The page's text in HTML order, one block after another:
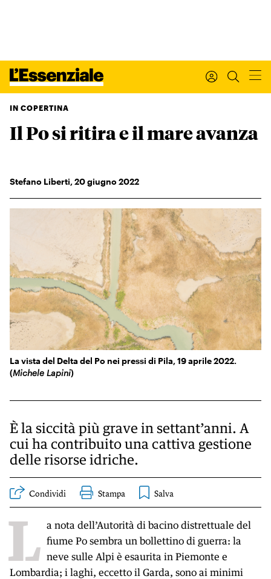
Xxx
I tuoi dati personali
I tuoi ordini
Newsletter
Esci
L’ESSENZIALE
INTERNAZIONALE
IL SETTIMANALE
KIDS
FESTIVAL
L’ESSENZIALE
IN COPERTINA
Il Po si ritira e il mare avanza
Stefano Liberti,20giugno 2022
La vista del Delta del Po nei pressi di Pila, 19 aprile 2022.
(Michele Lapini)
È la siccità più grave in settant’anni. A
cui ha contribuito una cattiva gestione
delle risorse idriche.
Condividi Stampa
L a nota dell’Autorità di bacino distrettuale del
fiume Po sembra un bollettino di guerra: la
neve sulle Alpi è esaurita in Piemonte e
Lombardia; i laghi, eccetto il Garda, sono ai minimi